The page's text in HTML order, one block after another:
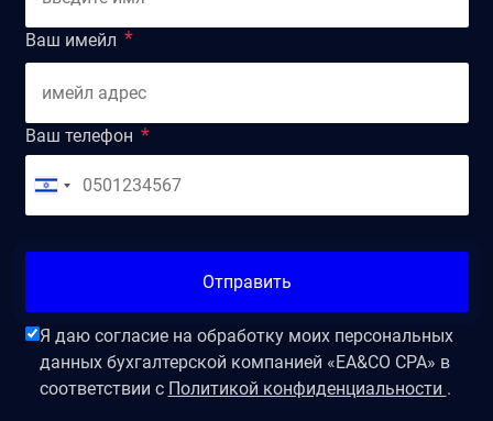
Ваш имейл
Ваш телефон
Отправить
Я даю согласие на обработку моих персональных
данных бухгалтерской компанией «EA&CO CPA» в
соответствии с Политикой конфиденциальности .